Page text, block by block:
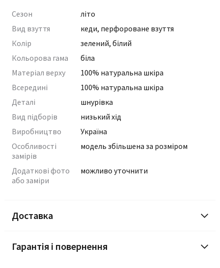
Сезон
літо
Вид взуття
кеди, перфороване взуття
Колір
зелений, білий
Кольорова гама
біла
Матеріал верху
100% натуральна шкіра
Всередині
100% натуральна шкіра
Деталі
шнурівка
Вид підборів
низький хід
Виробництво
Україна
Особливості
замірів
модель збільшена за розміром
Додаткові фото
або заміри
можливо уточнити
Доставка
Гарантія і повернення